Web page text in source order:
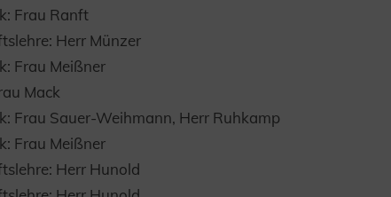
Frau Ranft
Herr Münzer
Frau Meißner
Mack
Frau Sauer-Weihmann, Herr Ruhkamp
Frau Meißner
Herr Hunold